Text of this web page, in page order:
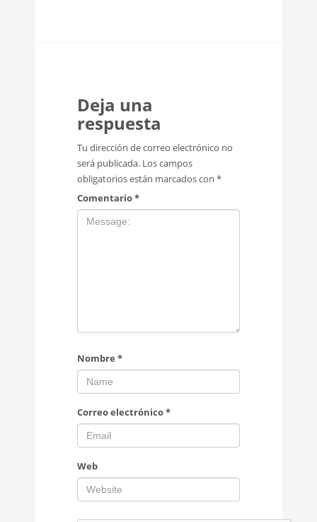
Deja una
respuesta
Tu dirección de correo electrónico no
será publicada. Los campos
obligatorios están marcados con *
Comentario*
Nombre *
Correo electrónico*
Web